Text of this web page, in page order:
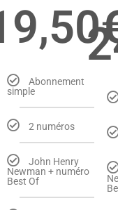
Abonnement
simple
2 numéros
John Henry
Newman + numéro
Best Of